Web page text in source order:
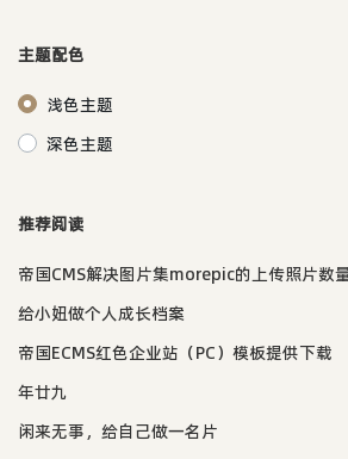
主题配色
浅色主题
深色主题
推荐阅读
帝国CMS解决图片集morepic的上传照片数
给小妞做个人成长档案
帝国ECMS红色企业站（PC）模板提供下载
年廿九
闲来无事，给自己做一名片